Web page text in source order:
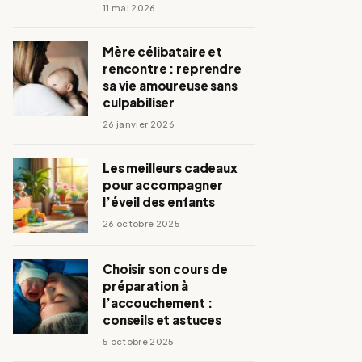
11 mai 2026
Mère célibataire et
rencontre : reprendre
sa vie amoureuse sans
culpabiliser
26 janvier 2026
Les meilleurs cadeaux
pour accompagner
l’éveil des enfants
26 octobre 2025
Choisir son cours de
préparation à
l’accouchement :
conseils et astuces
5 octobre 2025